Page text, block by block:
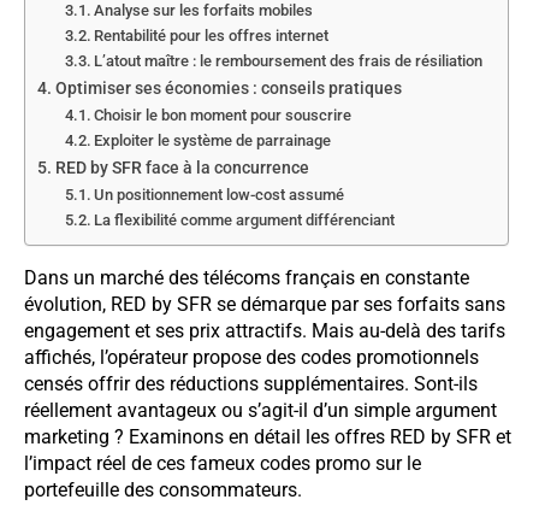
Analyse sur les forfaits mobiles
Rentabilité pour les offres internet
L’atout maître : le remboursement des frais de résiliation
Optimiser ses économies : conseils pratiques
Choisir le bon moment pour souscrire
Exploiter le système de parrainage
RED by SFR face à la concurrence
Un positionnement low-cost assumé
La flexibilité comme argument différenciant
Dans un marché des télécoms français en constante
évolution, RED by SFR se démarque par ses forfaits sans
engagement et ses prix attractifs. Mais au-delà des tarifs
affichés, l’opérateur propose des codes promotionnels
censés offrir des réductions supplémentaires. Sont-ils
réellement avantageux ou s’agit-il d’un simple argument
marketing ? Examinons en détail les offres RED by SFR et
l’impact réel de ces fameux codes promo sur le
portefeuille des consommateurs.